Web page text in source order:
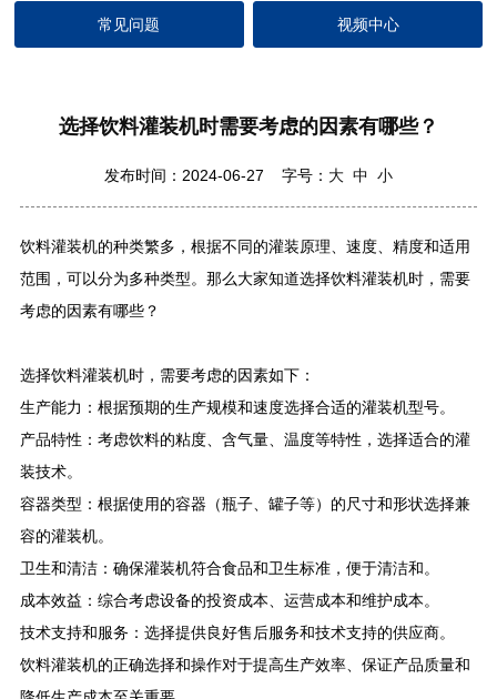
常见问题 视频中心
选择饮料灌装机时需要考虑的因素有哪些？
发布时间：2024-06-27 字号： 大 中 小
饮料灌装机的种类繁多，根据不同的灌装原理、速度、精度和适用
范围，可以分为多种类型。那么大家知道选择饮料灌装机时，需要
考虑的因素有哪些？
选择饮料灌装机时，需要考虑的因素如下：
生产能力：根据预期的生产规模和速度选择合适的灌装机型号。
产品特性：考虑饮料的粘度、含气量、温度等特性，选择适合的灌
装技术。
容器类型：根据使用的容器（瓶子、罐子等）的尺寸和形状选择兼
容的灌装机。
卫生和清洁：确保灌装机符合食品和卫生标准，便于清洁和。
成本效益：综合考虑设备的投资成本、运营成本和维护成本。
技术支持和服务：选择提供良好售后服务和技术支持的供应商。
饮料灌装机的正确选择和操作对于提高生产效率、保证产品质量和